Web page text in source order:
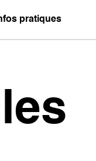
pratiques